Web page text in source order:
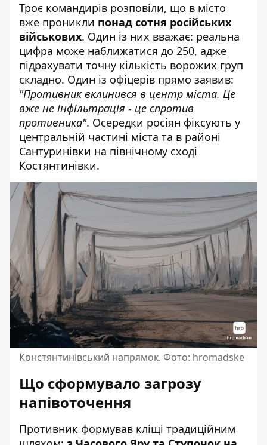
Троє командирів розповіли, що в місто
вже проникли понад сотня російських
військових. Один із них вважає: реальна
цифра може наближатися до 250, адже
підрахувати точну кількість ворожих груп
складно. Один із офіцерів прямо заявив:
"Противник вклинився в центр міста. Це
вже не інфільтрація - це спротив
противника". Осередки росіян фіксують у
центральній частині міста та в районі
Сантуринівки на північному сході
Костянтинівки.
Констянтинівський напрямок. Фото: hromadske
Що сформувало загрозу
напівоточення
Противник формував кліщі традиційним